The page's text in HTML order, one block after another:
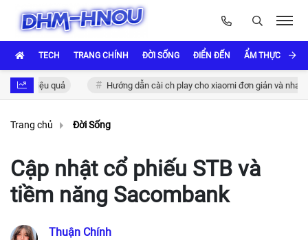
TECH TRANG CHÍNH ĐỜI SỐNG ĐIỂN ĐẾN ẨM THỰC VÀ
quả Hướng dẫn cài ch play cho xiaomi đơn giản và nhanh chóng
Trang chủ Đời Sống
Cập nhật cổ phiếu STB và
tiềm năng Sacombank
Thuận Chính